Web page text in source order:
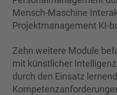
Mensch-Maschine
Projektmanagement KI-
Zehn weitere Module
mit künstlicher
durch den Einsatz